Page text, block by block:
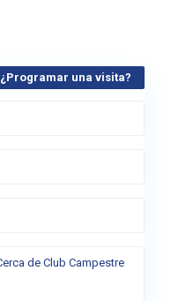
¿Programar una visita?